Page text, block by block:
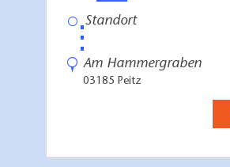
⋮
Am Hammergraben
03185 Peitz